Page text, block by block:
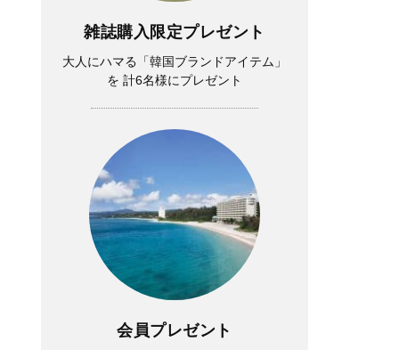
雑誌購入限定プレゼント
大人にハマる「韓国ブランドアイテム」
を 計6名様にプレゼント
会員プレゼント